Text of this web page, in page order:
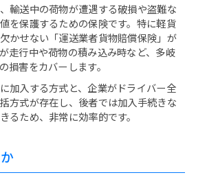
輸送中の荷物が遭遇する破損や盗難な
を保護するための保険です。特に軽貨
かせない「運送業者貨物賠償保険」が
走行中や荷物の積み込み時など、多岐
損害をカバーします。
加入する方式と、企業がドライバー全
方式が存在し、後者では加入手続きな
るため、非常に効率的です。